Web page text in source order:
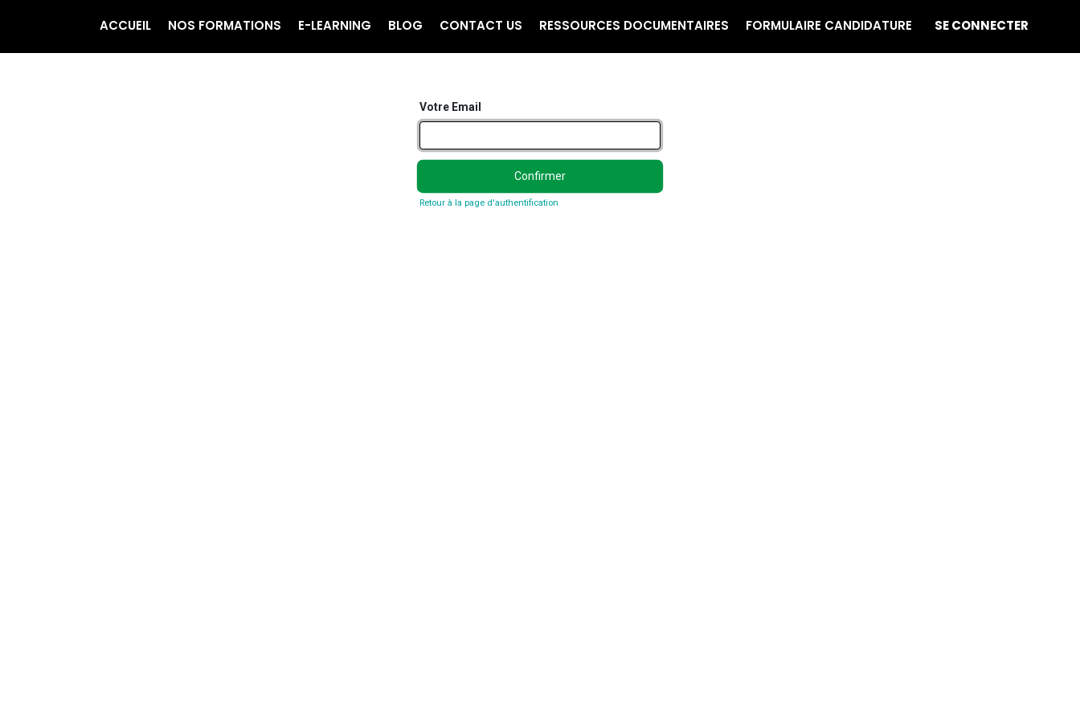
ACCUEIL NOS FORMATIONS E-LEARNING BLOG CONTACT US RESSOURCES DOCUMENTAIRES FORMULAIRE CANDIDATURE SE CONNECTER
Votre Email
Confirmer
Retour à la page d'authentification